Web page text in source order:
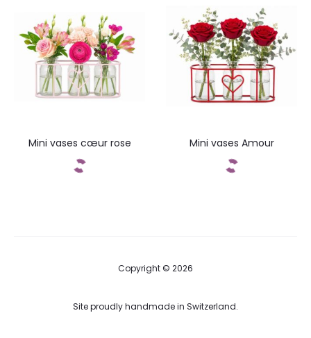
Mini vases cœur rose Mini vases Amour
Copyright © 2026
Site proudly handmade in Switzerland.